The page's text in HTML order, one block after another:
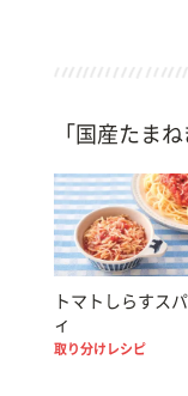
「国産たま
トマトしらすス
ィ
取り分けレシピ